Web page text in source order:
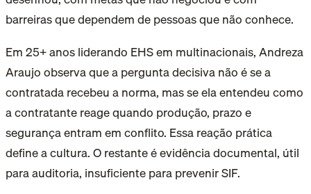
barreiras que dependem de pessoas que não conhece.
Em 25+ anos liderando EHS em multinacionais, Andreza
Araujo observa que a pergunta decisiva não é se a
contratada recebeu a norma, mas se ela entendeu como
a contratante reage quando produção, prazo e
segurança entram em conflito. Essa reação prática
define a cultura. O restante é evidência documental, útil
para auditoria, insuficiente para prevenir SIF.